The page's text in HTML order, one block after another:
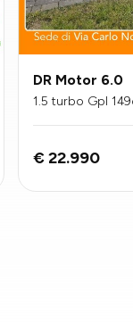
DR Motor 6.0
1.5 turbo Gpl
€ 22.990